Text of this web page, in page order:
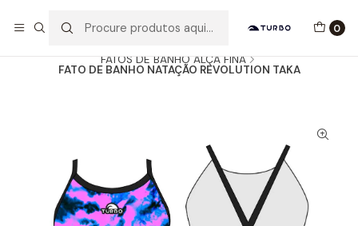
0
FATOS DE BANHO ALÇA FINA
FATO DE BANHO NATAÇÃO REVOLUTION TAKA